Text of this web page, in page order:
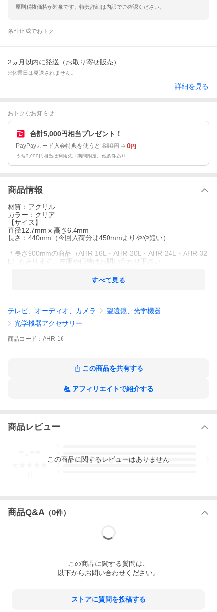
原則税抜価格が対象です。特典詳細は内訳でご確認ください。
条件達成でおトク
2ヵ月以内に発送（お取り寄せ販売）
※休業日は発送されません。
詳細を見る
おトクなお知らせ
合計5,000円相当プレゼント！
PayPayカード入会特典を使うと 880円 0円
うち2,000円相当は利用先・期間限定。他条件あり
商品情報
材質：アクリル
カラー：クリア
【サイズ】
直径12.7mm x 高さ6.4mm
長さ：440mm（今回入荷分は450mmよりやや短い）
＊長さ900mmの商品（AHR-16L・AHR-20L・AHR-24L・AHR-32
L）もあります。在庫や価格はお問い合わせ下さい。
すべて見る
テレビ、オーディオ、カメラ
望遠鏡、光学機器
光学機器アクセサリー
商品 コード： AHR-16
この商品を共有する
アフィリエイトで紹介する
商品レビュー
3
この商品に関するレビューはありません
商品Q&A （0件）
この商品に関する質問は、
以下からお問い合わせください。
ストアに質問を投稿する